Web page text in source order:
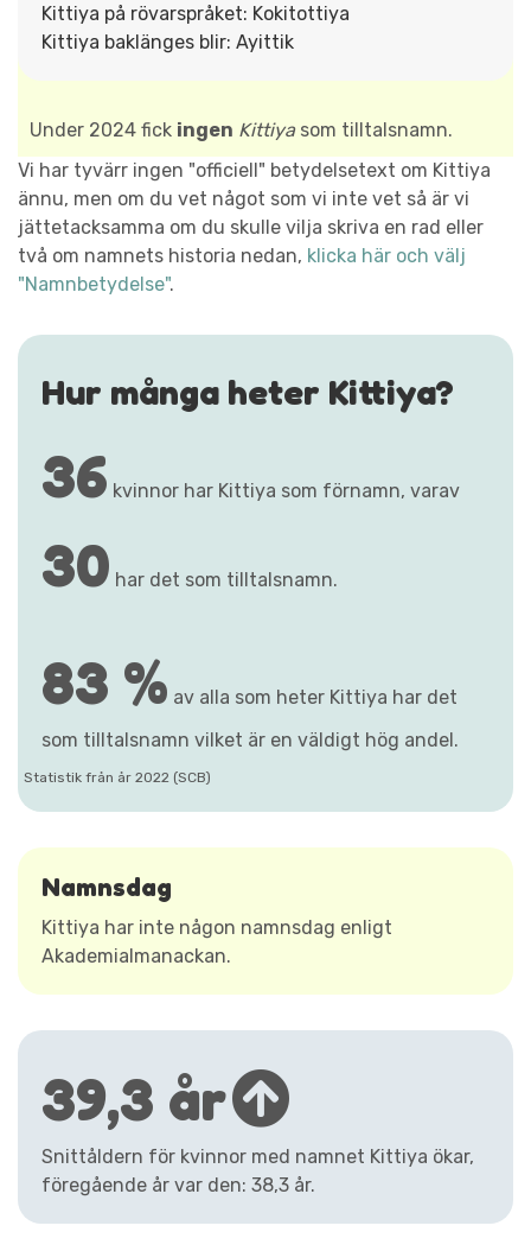
Kittiya på rövarspråket: Kokitottiya
Kittiya baklänges blir: Ayittik
Under 2024 fick ingen Kittiyasom tilltalsnamn.
Vi har tyvärr ingen "officiell" betydelsetext om Kittiya
ännu, men om du vet något som vi inte vet så är vi
jättetacksamma om du skulle vilja skriva en rad eller
två om namnets historia nedan, klicka här och välj
"Namnbetydelse".
Hur många heter Kittiya?
36 kvinnor har Kittiya som förnamn, varav
30 har det som tilltalsnamn.
83 % av alla som heter Kittiya har det
som tilltalsnamn vilket är en väldigt hög andel.
Statistik från år 2022 (SCB)
Namnsdag
Kittiya har inte någon namnsdag enligt
Akademialmanackan.
39,3 år
Snittåldern för kvinnor med namnet Kittiya ökar,
föregående år var den: 38,3 år.